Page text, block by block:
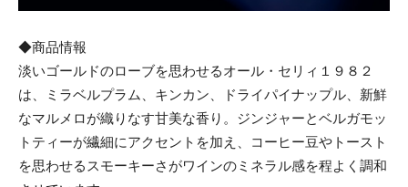
◆商品情報
淡いゴールドのローブを思わせるオール・セリィ１９８２
は、ミラベルプラム、キンカン、ドライパイナップル、新鮮
なマルメロが織りなす甘美な香り。ジンジャーとベルガモッ
トティーが繊細にアクセントを加え、コーヒー豆やトースト
を思わせるスモーキーさがワインのミネラル感を程よく調和